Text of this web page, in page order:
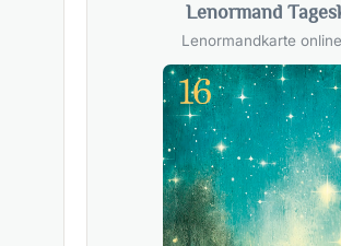
Lenormand
Lenormandkarte